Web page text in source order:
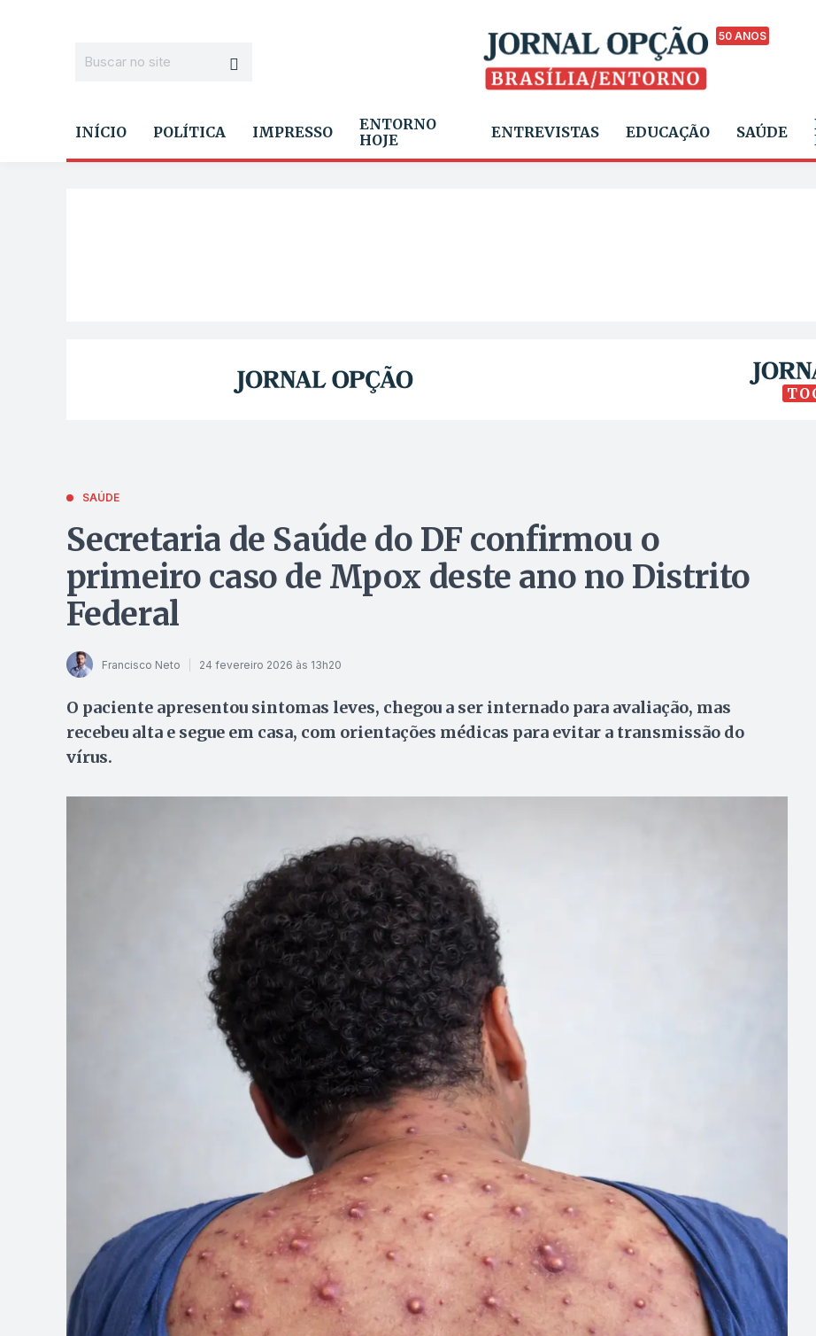
50 ANOS
INÍCIO POLÍTICA IMPRESSO
ENTORNO
HOJE
ENTREVISTAS EDUCAÇÃO SAÚDE
SAÚDE
Secretaria de Saúde do DF confirmou o
primeiro caso de Mpox deste ano no Distrito
Federal
Francisco Neto 24 fevereiro 2026 às 13h20
O paciente apresentou sintomas leves, chegou a ser internado para avaliação, mas
recebeu alta e segue em casa, com orientações médicas para evitar a transmissão do
vírus.